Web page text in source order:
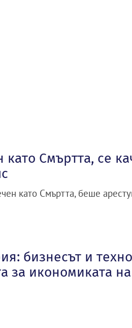
Смъртта, се
като Смъртта, беше
бизнесът и
за икономиката